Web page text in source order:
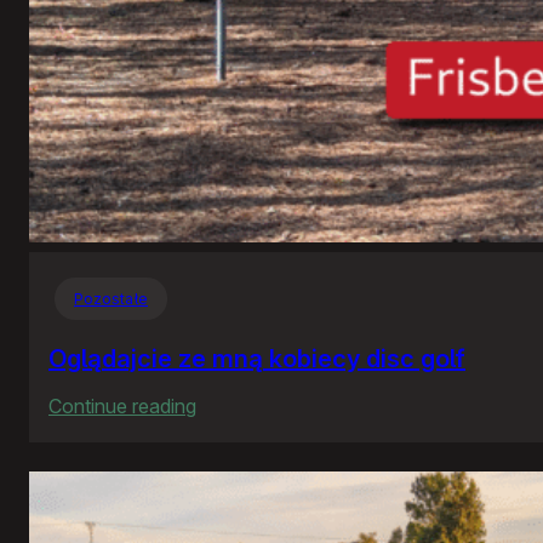
Pozostałe
Oglądajcie ze mną kobiecy disc golf
Continue reading
ze
kobiecy